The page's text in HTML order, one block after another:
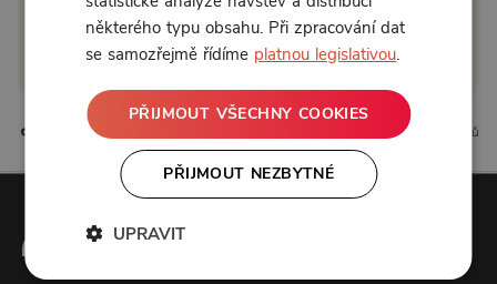
Zřídit předplatné
Koupit příspěvek
3 líbí 5 komentářů
některého typu obsahu. Při zpracování dat
se samozřejmě řídíme platnou legislativou.
PŘIJMOUT VŠECHNY COOKIES
PŘIJMOUT NEZBYTNÉ
UPRAVIT